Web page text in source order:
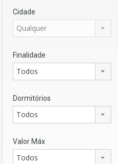
Cidade
Qualquer
Finalidade
Todos
Dormitórios
Todos
Valor Máx
Todos